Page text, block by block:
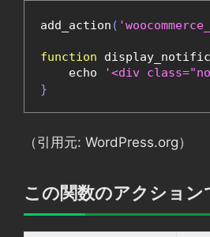
add_action (
function
    echo
'<div
}
（引用元: WordPress.org）
この関数のアクション